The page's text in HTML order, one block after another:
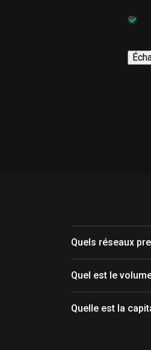
Quels réseaux
Quel est le
Quelle est la